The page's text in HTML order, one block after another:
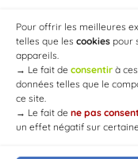
Pour offrir les meilleures
telles que les cookies pour
appareils.
→ Le fait de consentir à
données telles que le
ce site.
→ Le fait de ne pas
un effet négatif sur
← 1 2 3